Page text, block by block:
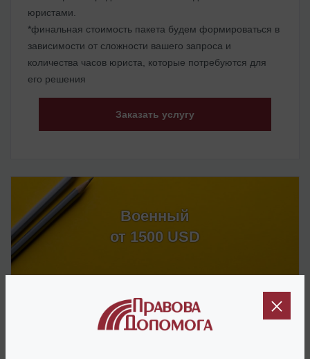
юристами.
*финальная стоимость пакета будем формироваться в
зависимости от сложности вашего запроса и
количества часов юриста, которые потребуются для
его решения
Заказать услугу
Военный
от 1500 USD
Консультация по действиям персонала мединого
центра и оформление необходимого пакета